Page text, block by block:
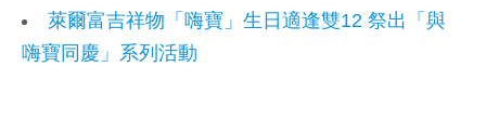
萊爾富吉祥物「嗨寶」生日適逢雙12 祭出「與
嗨寶同慶」系列活動